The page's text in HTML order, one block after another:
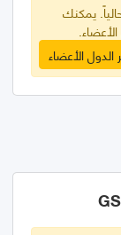
يمكنك
الدول الأعضاء